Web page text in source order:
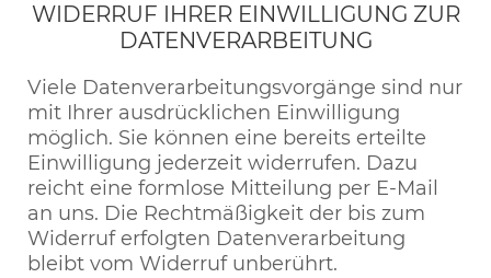
WIDERRUF IHRER EINWILLIGUNG ZUR
DATENVERARBEITUNG
Viele Datenverarbeitungsvorgänge sind nur
mit Ihrer ausdrücklichen Einwilligung
möglich. Sie können eine bereits erteilte
Einwilligung jederzeit widerrufen. Dazu
reicht eine formlose Mitteilung per E-Mail
an uns. Die Rechtmäßigkeit der bis zum
Widerruf erfolgten Datenverarbeitung
bleibt vom Widerruf unberührt.